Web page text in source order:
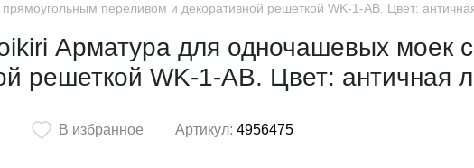
пуфы
Офисная
мебель
Мебель для
улицы
переливом и декоративной решеткой WK-1-AB. Цвет:
Арматура для одночашевых моек
решеткой WK-1-AB. Цвет: античная
В избранное Артикул: 4956475